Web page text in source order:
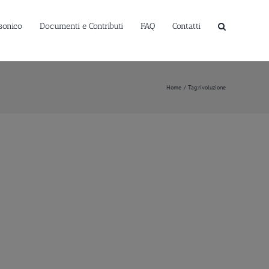
Documenti e Contributi FAQ Contatti
Home Tag:rivoluzione